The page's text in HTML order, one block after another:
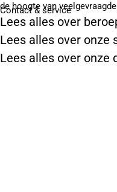
Contact& service
de hoogte van
Lees alles over
Lees alles over onze
Lees alles over onze